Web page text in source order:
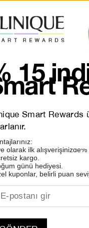
Seni Bekliyor!
15
Smart Rewards
olarak ilk
kargo.
günü hediyesi.
kuponlar, belirli puan